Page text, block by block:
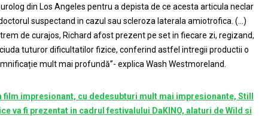
din Los Angeles pentru a depista de ce acesta articula neclar
suspectand in cazul sau scleroza laterala amiotrofica. (…)
de curajos, Richard afost prezent pe set in fiecare zi, regizand,
tuturor dificultatilor fizice, conferind astfel intregii productii o
mult mai profundă”- explica Wash Westmoreland.
film impresionant, cu dedesubturi mult mai impresionante, Still
va fi prezentat in cadrul festivalului DaKINO, alaturi de Wild si